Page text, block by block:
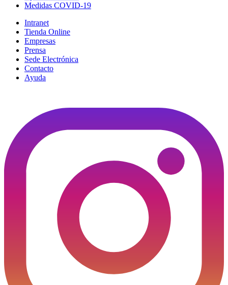
Medidas COVID-19
Intranet
Tienda Online
Empresas
Prensa
Sede Electrónica
Contacto
Ayuda